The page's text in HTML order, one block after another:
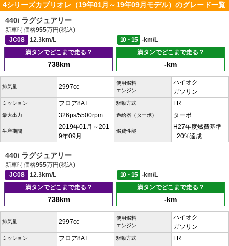
4シリーズカブリオレ（19年01月～19年09月モデル）のグレード一覧
440i ラグジュアリー
新車時価格955万円(税込)
JC08
12.3km/L 10・15
-km/L
満タンでどこまで走る？
738km
満タンでどこまで走る？
-km
排気量 2997cc
使用燃料
エンジン
ハイオク
ガソリン
ミッション フロア8AT 駆動方式 FR
最大出力 326ps/5500rpm 過給器（ターボ） ターボ
生産期間
2019年01月～201
9年09月
燃費性能
H27年度燃費基準
+20%達成
440i ラグジュアリー
新車時価格955万円(税込)
JC08
12.3km/L 10・15
-km/L
満タンでどこまで走る？
738km
満タンでどこまで走る？
-km
排気量 2997cc
使用燃料
エンジン
ハイオク
ガソリン
ミッション フロア8AT 駆動方式 FR